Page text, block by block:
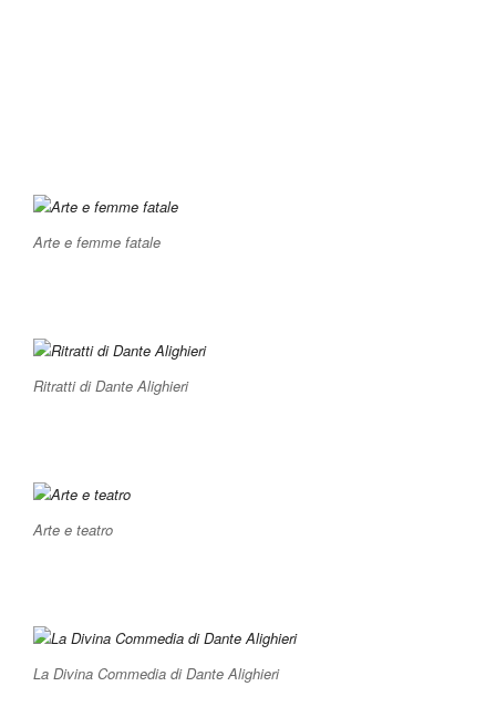
Arte e femme fatale
Ritratti di Dante Alighieri
Arte e teatro
La Divina Commedia di Dante Alighieri